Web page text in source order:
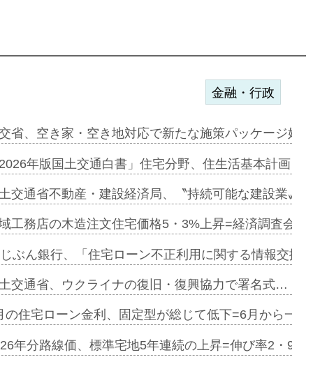
起用…
ミーレキ…
も城南エ…
合型の賃…
ンカフェ…
協業=お互…
コリビング…
る2階建…
金融・行政
省、空き家・空き地対応で新たな施策パッケージ始
年版国土交通白書」住宅分野、住生活基本計画を
交通省不動産・建設経済局、〝持続可能な建設業〟
工務店の木造注文住宅価格5・3%上昇=経済調査会
ぶん銀行、「住宅ローン不正利用に関する情報交換
交通省、ウクライナの復旧・復興協力で署名式…
の住宅ローン金利、固定型が総じて低下=6月から一
年分路線価、標準宅地5年連続の上昇=伸び率2・